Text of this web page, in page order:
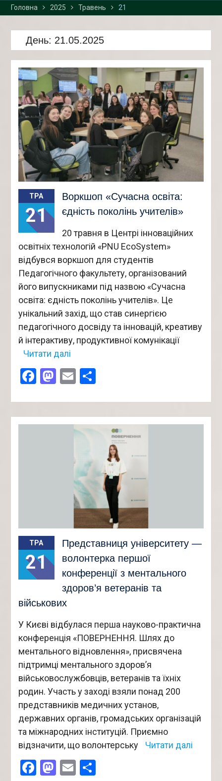
2026 р. у «Просторі
інноваційних креацій
національному
університеті імені Василя
Стефаника
Головна 2025 Травень 21
День: 21.05.2025
ТРА
21
Воркшоп «Сучасна освіта:
єдність поколінь учителів»
20 травня в Центрі інноваційних
освітніх технологій «PNU EcoSystem»
відбувся воркшоп для студентів
Педагогічного факультету, організований
його випускниками під назвою «Сучасна
освіта: єдність поколінь учителів». Це
унікальний захід, що став синергією
педагогічного досвіду та інновацій, креативу
й інтерактиву, продуктивної комунікації
Читати далі
Facebook
Mastodon
EmailПоділитися
ТРА
21
Представниця університету —
волонтерка першої
конференції з ментального
здоров’я ветеранів та
військових
У Києві відбулася перша науково-практична
конференція «ПОВЕРНЕННЯ. Шлях до
ментального відновлення», присвячена
підтримці ментального здоров’я
військовослужбовців, ветеранів та їхніх
родин. Участь у заході взяли понад 200
представників медичних установ,
державних органів, громадських організацій
та міжнародних інституцій. Приємно
відзначити, що волонтерську
Читати далі
Facebook
Mastodon
Email